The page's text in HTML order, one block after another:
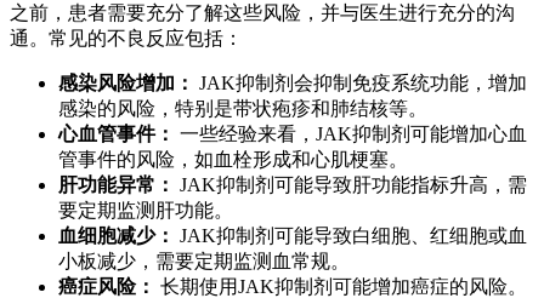
之前，患者需要充分了解这些风险，并与医生进行充分的沟
通。常见的不良反应包括：
感染风险增加： JAK抑制剂会抑制免疫系统功能，增加
感染的风险，特别是带状疱疹和肺结核等。
心血管事件： 一些经验来看，JAK抑制剂可能增加心血
管事件的风险，如血栓形成和心肌梗塞。
肝功能异常： JAK抑制剂可能导致肝功能指标升高，需
要定期监测肝功能。
血细胞减少： JAK抑制剂可能导致白细胞、红细胞或血
小板减少，需要定期监测血常规。
癌症风险： 长期使用JAK抑制剂可能增加癌症的风险。